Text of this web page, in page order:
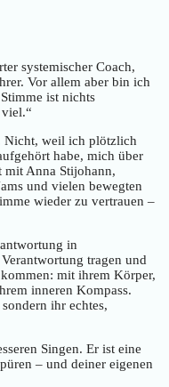
systemischer Coach,
Vor allem aber bin ich
ist nichts
Nicht, weil ich plötzlich
habe, mich über
Anna Stijohann,
und vielen bewegten
wieder zu vertrauen –
in
tragen und
mit ihrem Körper,
inneren Kompass.
ihr echtes,
Singen. Er ist eine
– und deiner eigenen